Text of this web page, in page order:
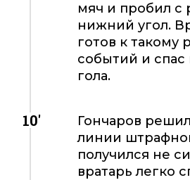
мяч и пробил с
нижний угол.
готов к такому
событий и спас
гола.
10'
Гончаров
линии
получился не
вратарь легко